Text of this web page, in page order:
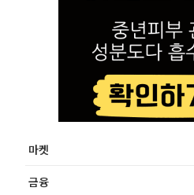
마켓
금융